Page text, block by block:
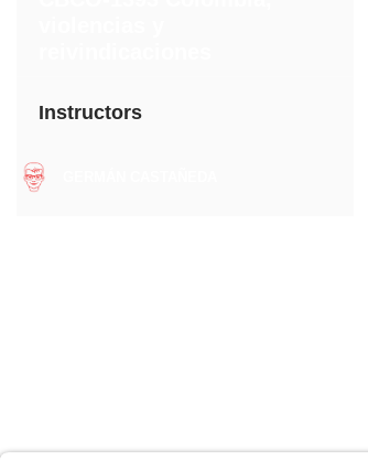
Instructors